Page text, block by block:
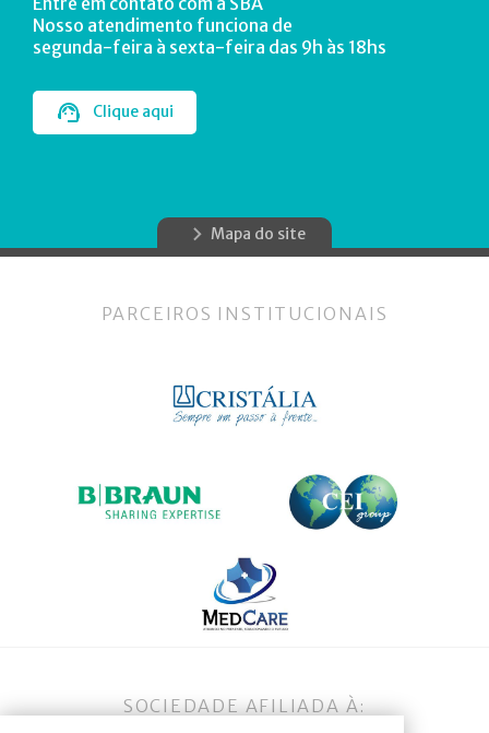
Nosso atendimento funciona de
segunda-feira à sexta-feira das 9h às 18hs
Clique aqui
Mapa do site
PARCEIROS INSTITUCIONAIS
SOCIEDADE AFILIADA À: